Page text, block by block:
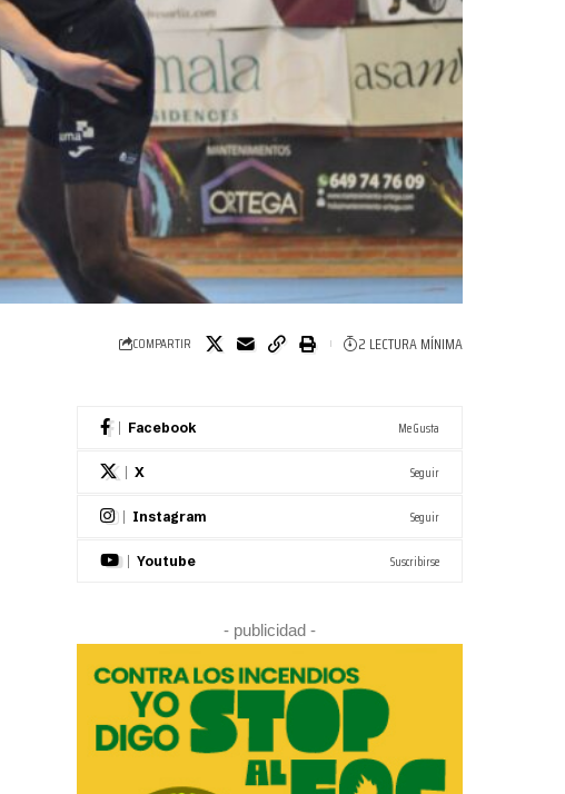
COMPARTIR 2 LECTURA MÍNIMA
Facebook Me Gusta
X Seguir
Instagram Seguir
Youtube Suscribirse
- publicidad -